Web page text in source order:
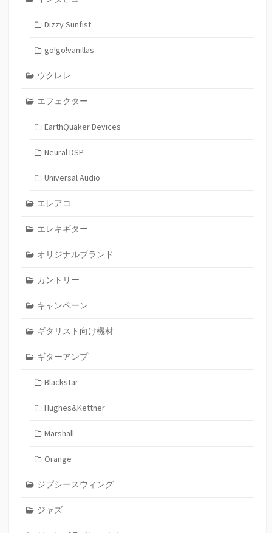
Dizzy Sunfist
go!go!vanillas
ウクレレ
エフェクター
EarthQuaker Devices
Neural DSP
Universal Audio
エレアコ
エレキギター
オリジナルブランド
カントリー
キャンペーン
ギタリスト向け機材
ギターアンプ
Blackstar
Hughes&Kettner
Marshall
Orange
ジプシースウィング
ジャズ